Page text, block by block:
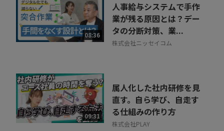
08:36
人事給与システムで手作
業が残る原因とは？デー
タの分断対策、業...
株式会社ニッセイコム
09:31
属人化した社内研修を見
直す。自ら学び、自走す
る仕組みの作り方
株式会社PLAY